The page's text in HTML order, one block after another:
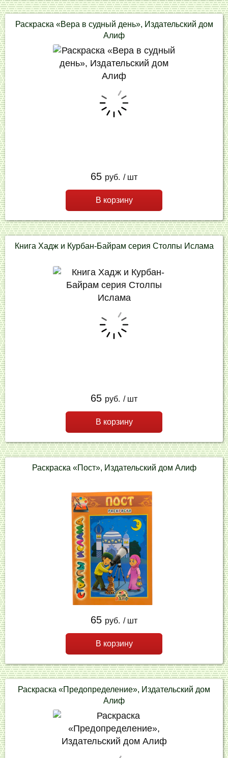
Раскраска «Вера в судный день», Издательский дом
Алиф
65 руб. / шт
В корзину
Книга Хадж и Курбан-Байрам серия Столпы Ислама
65 руб. / шт
В корзину
Раскраска «Пост», Издательский дом Алиф
65 руб. / шт
В корзину
Раскраска «Предопределение», Издательский дом
Алиф